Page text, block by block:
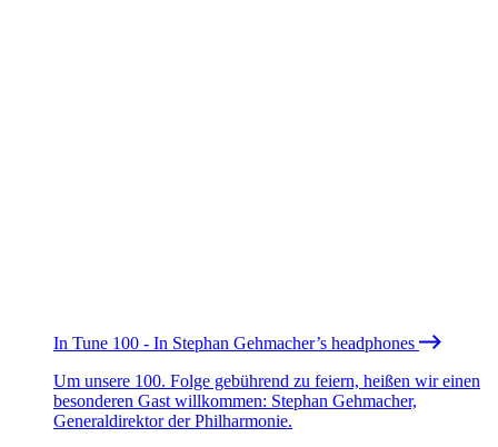
In Tune 100 - In Stephan Gehmacher’s headphones
Um unsere 100. Folge gebührend zu feiern, heißen wir einen
besonderen Gast willkommen: Stephan Gehmacher,
Generaldirektor der Philharmonie.